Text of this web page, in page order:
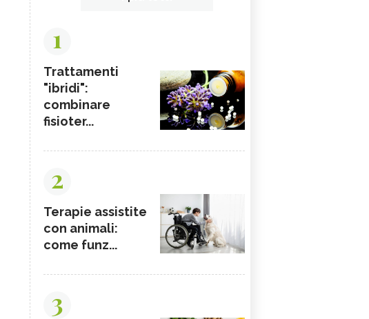
1
Trattamenti
"ibridi":
combinare
fisioter...
2
Terapie assistite
con animali:
come funz...
3